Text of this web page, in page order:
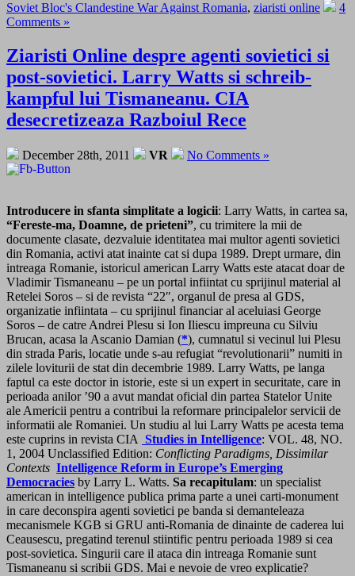
Soviet Bloc's Clandestine War Against Romania, ziaristi online
4
Comments »
Ziaristi Online despre agenti sovietici si
post-sovietici. Larry Watts si schreib-
kampful lui Tismaneanu. CIA
desecretizeaza Razboiul Rece
December 28th, 2011 VR No Comments »
Introducere in sfanta simplitate a logicii: Larry Watts, in cartea sa,
“Fereste-ma, Doamne, de prieteni”, cu trimitere la mii de
documente clasate, dezvaluie identitatea mai multor agenti sovietici
din Romania, activi atat inainte cat si dupa 1989. Drept urmare, din
intreaga Romanie, istoricul american Larry Watts este atacat doar de
Vladimir Tismaneanu – pe un portal infiintat cu sprijinul material al
Retelei Soros – si de revista “22″, organul de presa al GDS,
organizatie infiintata – cu sprijinul financiar al aceluiasi George
Soros – de catre Andrei Plesu si Ion Iliescu impreuna cu Silviu
Brucan, acasa la Ascanio Damian (*), cumnatul si vecinul lui Plesu
din strada Paris, locatie unde s-au refugiat “revolutionarii” numiti in
zilele loviturii de stat din decembrie 1989. Larry Watts, pe langa
faptul ca este doctor in istorie, este si un expert in securitate, care in
perioada anilor ’90 a avut mandat oficial din partea Statelor Unite
ale Americii pentru a contribui la reformare principalelor servicii de
informatii ale Romaniei. Un studiu al lui Larry Watts pe acesta tema
este cuprins in revista CIA Studies in Intelligence: VOL. 48, NO.
1, 2004 Unclassified Edition: Conflicting Paradigms, Dissimilar
Contexts Intelligence Reform in Europe’s Emerging
Democracies by Larry L. Watts. Sa recapitulam: un specialist
american in intelligence publica prima parte a unei carti-monument
in care deconspira agenti sovietici pe banda si demanteleaza
mecanismele KGB si GRU anti-Romania de dinainte de caderea lui
Ceausescu, pregatind terenul stiintific pentru perioada 1989 si cea
post-sovietica. Singurii care il ataca din intreaga Romanie sunt
Tismaneanu si scribii GDS. Mai e nevoie de vreo explicatie?